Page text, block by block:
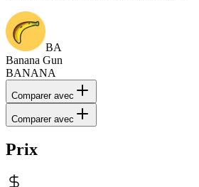
BA
Banana Gun
BANANA
Comparer avec
Comparer avec
Prix